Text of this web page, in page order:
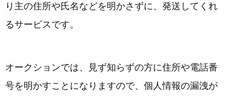
り主の住所や氏名などを明かさずに、発送してくれ
るサービスです。
オークションでは、見ず知らずの方に住所や電話番
号を明かすことになりますので、個人情報の漏洩が